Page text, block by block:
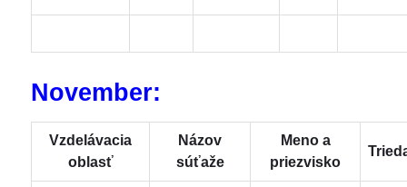
November:
Vzdelávacia
oblasť
Názov
súťaže
Meno a
priezvisko